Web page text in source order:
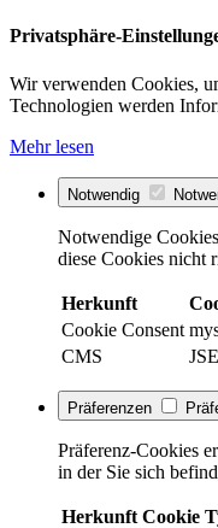
Privatsphäre-
Wir verwenden Cookies,
Technologien werden
Mehr lesen
Notwendig
Notwendige
diese Cookies nicht
Herkunft
Cookie Consent
CMS
Präferenzen
Präferenz-Cookies
in der Sie sich
Herkunft Cookie